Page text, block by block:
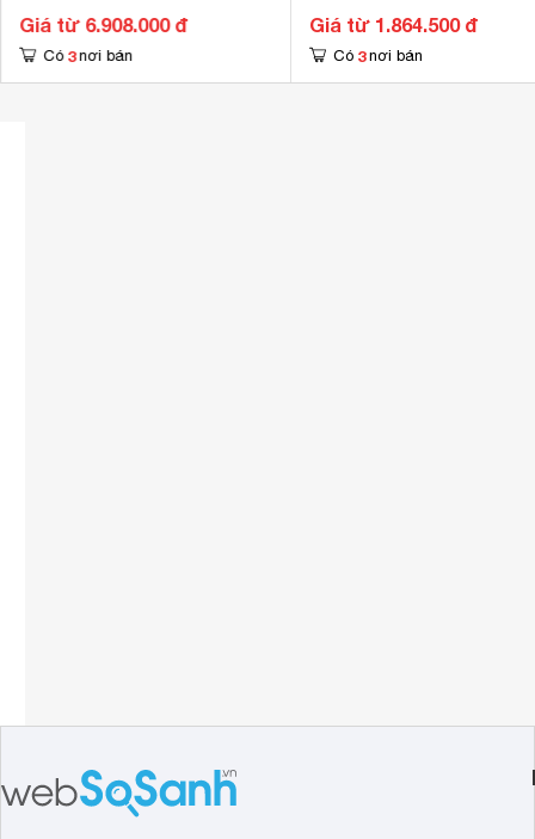
Giá từ 6.908.000 đ
Có 3 nơi bán
Giá từ 1.864.500 đ
Có 3 nơi bán